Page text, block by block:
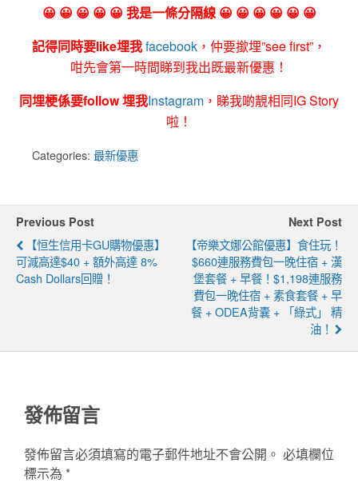
😀 😀 😀 😀 😀 我是一條分隔線 😀 😀 😀 😀 😀 😀
記得同時要like埋我facebook ，仲要撳埋”see first”，
咁先會第一時間睇到我出既最新優惠！
同埋梗係要follow 埋我Instagram ，睇我啲靚相同IG Story
啦！
Categories: 最新優惠
Previous Post
【恒生信用卡GU購物優惠】
可減高達$40 + 額外高達 8%
Cash Dollars回贈！
Next Post
【帝樂文娜公館優惠】食住玩！
$660連服務費包一晚住宿 + 漢
堡套餐 + 早餐！$1,198連服務
費包一晚住宿 + 素食套餐 + 早
餐 + ODEA背囊 + 「綠式」 精
油！
發佈留言
發佈留言必須填寫的電子郵件地址不會公開。 必填欄位
標示為 *